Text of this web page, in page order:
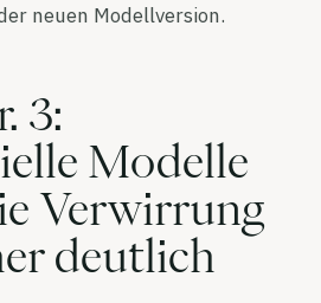
neuen Modellversion.
3:
Modelle
Verwirrung
deutlich